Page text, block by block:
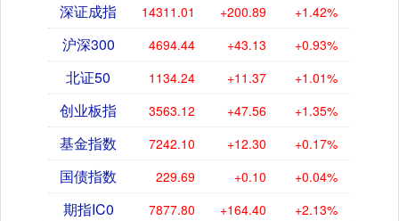
深证成指 14311.01 +200.89 +1.42%
沪深300 4694.44 +43.13 +0.93%
北证50 1134.24 +11.37 +1.01%
创业板指 3563.12 +47.56 +1.35%
基金指数 7242.10 +12.30 +0.17%
国债指数 229.69 +0.10 +0.04%
期指IC0 7877.80 +164.40 +2.13%